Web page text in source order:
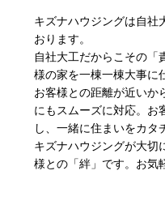
キズナハウジングは自社
おります。
自社大工だからこその「
様の家を一棟一棟大事に
お客様との距離が近いか
にもスムーズに対応。お
し、一緒に住まいをカタ
キズナハウジングが大切
様との「絆」です。お気